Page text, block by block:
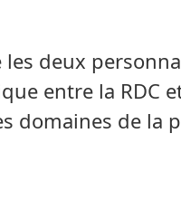
les deux
entre la RDC
domaines de la